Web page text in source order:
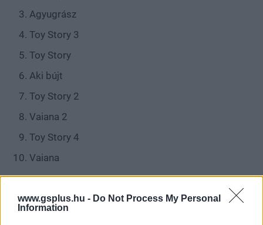
www.gsplus.hu - Do Not Process My Personal
Information
Agyugrász
Toy Story 3
Toy Story
Aki bújt
Toy Story 2
Vaiana 2
Toy Story 4
Vaiana
Nem akarsz lemaradni semmiről?